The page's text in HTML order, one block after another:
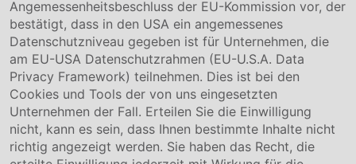
Über uns
Compliance
Hinweisgebersystem
Karriere
Service & Kontakt
Kontakt
Downloads
Garantiebedingungen
Angemessenheitsbeschluss der EU-Kommission vor, der
bestätigt, dass in den USA ein angemessenes
Datenschutzniveau gegeben ist für Unternehmen, die
am EU-USA Datenschutzrahmen (EU-U.S.A. Data
Privacy Framework) teilnehmen. Dies ist bei den
Cookies und Tools der von uns eingesetzten
Unternehmen der Fall. Erteilen Sie die Einwilligung
nicht, kann es sein, dass Ihnen bestimmte Inhalte nicht
richtig angezeigt werden. Sie haben das Recht, die